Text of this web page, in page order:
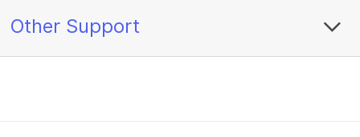
Other Support